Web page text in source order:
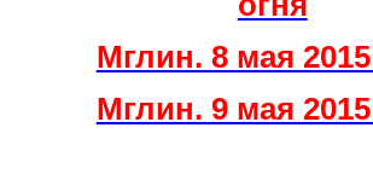
Мглин. 8 мая
Мглин. 9 мая